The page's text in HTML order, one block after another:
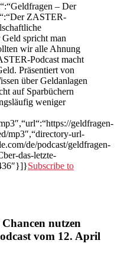
– Der
ZASTER-
spricht man
wir alle Ahnung
Podcast macht
Präsentiert von
über Geldanlagen
auf Sparbüchern
weniger
geldfragen-
mp3″,“directory-url-
de/podcast/geldfragen-
das-letzte-
Subscribe to
nutzen
vom 12. April